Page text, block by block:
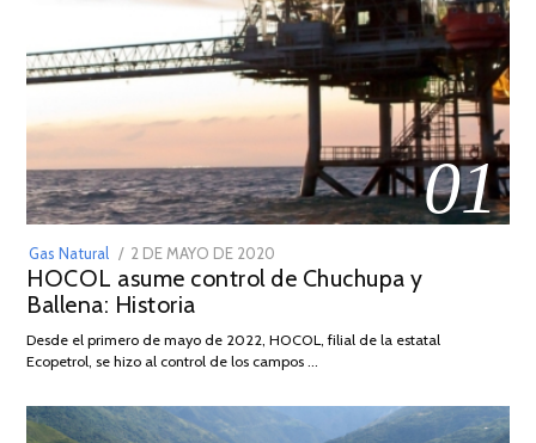
01
Gas Natural
POSTED
ON
2 DE MAYO DE 2020
DE
2026
HOCOL asume control de Chuchupa y
Ballena: Historia
Desde el primero de mayo de 2022, HOCOL, filial de la estatal
Ecopetrol, se hizo al control de los campos …